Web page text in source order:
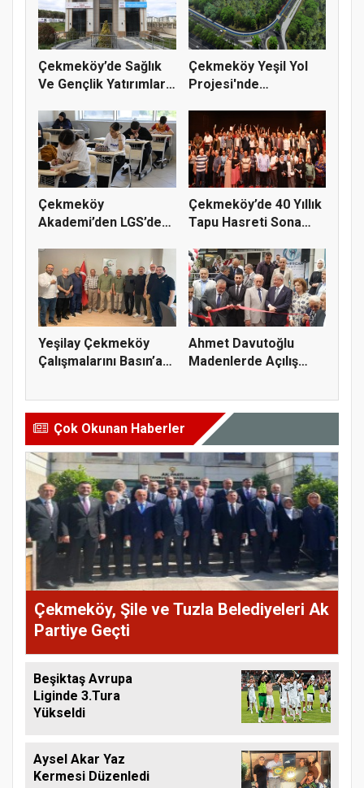
Çekmeköy’de Sağlık
Ve Gençlik Yatırımları
Çekmeköy Yeşil Yol
Projesi'nde
Çekmeköy
Akademi’den LGS’de
Çekmeköy’de 40 Yıllık
Tapu Hasreti Sona
Yeşilay Çekmeköy
Çalışmalarını Basın’a
Ahmet Davutoğlu
Madenlerde Açılış
Çok Okunan Haberler
Çekmeköy, Şile ve Tuzla Belediyeleri Ak
Partiye Geçti
Beşiktaş Avrupa
Liginde 3.Tura
Yükseldi
Aysel Akar Yaz
Kermesi Düzenledi